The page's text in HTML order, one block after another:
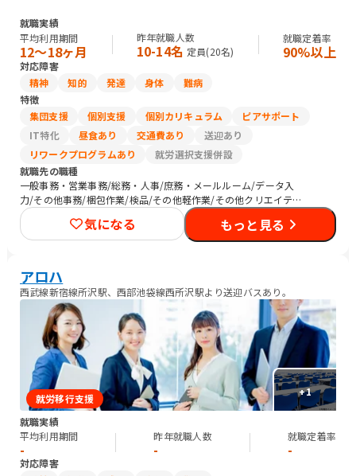
就職実績
平均利用期間
12〜18ヶ月
昨年就職人数
10-14名 定員(20名)
就職定着率
90%以上
対応障害
精神
知的 発達 身体
難病
特徴
集団支援
個別支援 個別カリキュラム
ピアサポート
IT特化
昼食あり 交通費あり
送迎あり
リワークプログラムあり
就労選択支援併設
就職先の職種
一般事務・営業事務/総務・人事/庶務・メールルーム/データ入
力/その他事務/梱包作業/検品/その他軽作業/その他クリエイティ
ブ/介護職員・ヘルパー/医療関連職/清掃/農作業
気になる もっと見る
アロハ
西武線新宿線所沢駅、西部池袋線西所沢駅より送迎バスあり。
+1
就労移行支援
就職実績
平均利用期間
-
昨年就職人数
-
就職定着率
-
対応障害